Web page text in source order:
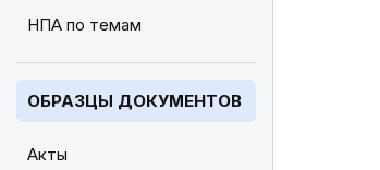
НПА по темам
ОБРАЗЦЫ ДОКУМЕНТОВ
Акты